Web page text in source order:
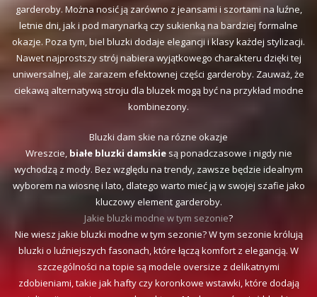
garderoby. Można nosić ją zarówno z jeansami i szortami na luźne,
letnie dni, jak i pod marynarką czy sukienką na bardziej formalne
okazje. Poza tym, biel bluzki dodaje elegancji i klasy każdej stylizacji.
Nawet najprostszy strój nabiera wyjątkowego charakteru dzięki tej
uniwersalnej, ale zarazem efektownej części garderoby. Zauważ, że
ciekawą alternatywą stroju dla bluzek mogą być na przykład modne
kombinezony.
Bluzki dam skie na rózne okazje
Wreszcie, białe bluzki damskiesą ponadczasowe i nigdy nie
wychodzą z mody. Bez względu na trendy, zawsze będzie idealnym
wyborem na wiosnę i lato, dlatego warto mieć ją w swojej szafie jako
kluczowy element garderoby.
Jakie bluzki modne w tym sezonie?
Nie wiesz jakie bluzki modne w tym sezonie? W tym sezonie królują
bluzki o luźniejszych fasonach, które łączą komfort z elegancją. W
szczególności na topie są modele oversize z delikatnymi
zdobieniami, takie jak hafty czy koronkowe wstawki, które dodają